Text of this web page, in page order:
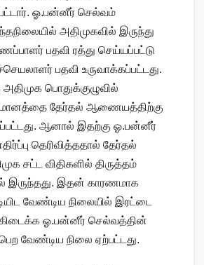
ஓ.பன்னீர் செல்வம்
அதிமுகவில் இருந்து
பதவி ரத்து செய்யப்பட்டு
பதவி உருவாக்கப்பட்டது.
பொதுக்குழுவில்
தேர்தல் ஆணையத்திற்கு
ஆனால் இதற்கு ஓ.பன்னீர்
தெரிவித்ததால் தேர்தல்
சட்ட விதிகளில் திருத்தம்
இருந்தது. இதன் காரணமாக
வேண்டிய நிலையில் இரட்டை
ஓ.பன்னீர் செல்வத்தின்
வேண்டிய நிலை ஏற்பட்டது.